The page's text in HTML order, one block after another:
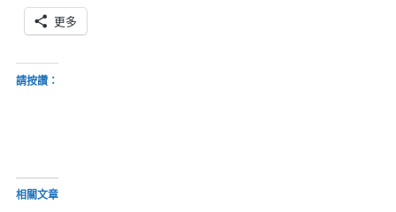
更多
請按讚：
相關文章